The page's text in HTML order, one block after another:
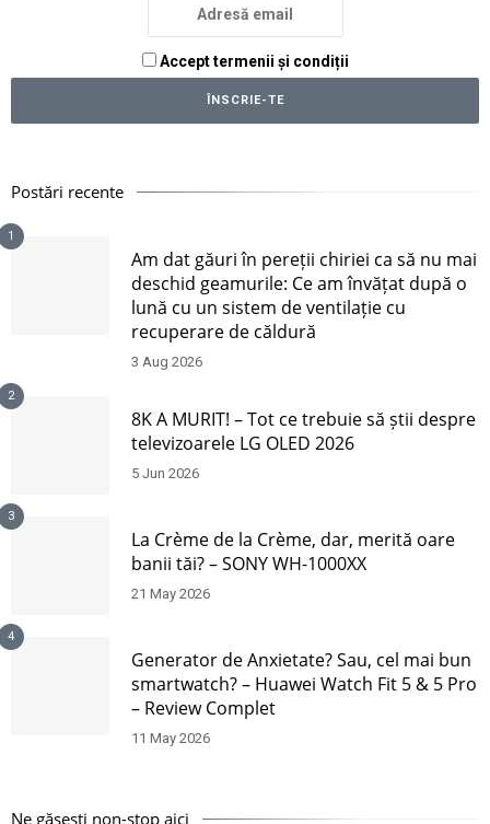
Accept termenii și condiții
Postări recente
1
Am dat găuri în pereții chiriei ca să nu mai
deschid geamurile: Ce am învățat după o
lună cu un sistem de ventilație cu
recuperare de căldură
3 Aug 2026
2
8K A MURIT! – Tot ce trebuie să știi despre
televizoarele LG OLED 2026
5 Jun 2026
3
La Crème de la Crème, dar, merită oare
banii tăi? – SONY WH-1000XX
21 May 2026
4
Generator de Anxietate? Sau, cel mai bun
smartwatch? – Huawei Watch Fit 5 & 5 Pro
– Review Complet
11 May 2026
Ne găsești non-stop aici